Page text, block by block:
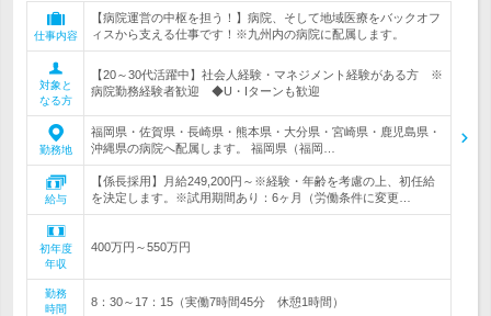
仕事内容
【病院運営の中枢を担う！】病院、そして地域医療をバックオフ
ィスから支える仕事です！※九州内の病院に配属します。
対象と
なる方
【20～30代活躍中】社会人経験・マネジメント経験がある方 ※
病院勤務経験者歓迎 ◆U・Iターンも歓迎
勤務地
福岡県・佐賀県・長崎県・熊本県・大分県・宮崎県・鹿児島県・
沖縄県の病院へ配属します。 福岡県（福岡…
給与
【係長採用】月給249,200円～※経験・年齢を考慮の上、初任給
を決定します。※試用期間あり：6ヶ月（労働条件に変更…
初年度
年収
400万円～550万円
勤務
時間
8：30～17：15（実働7時間45分 休憩1時間）